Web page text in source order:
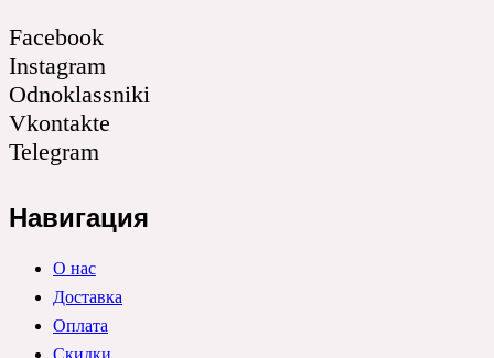
Facebook
Instagram
Odnoklassniki
Vkontakte
Telegram
Навигация
О нас
Доставка
Оплата